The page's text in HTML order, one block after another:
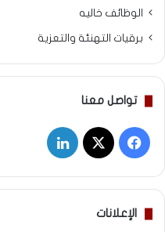
الوظائف خاليه
برقيات التهنئة والتعزية
تواصل معنا
فيسبوك
‫X لينكدإن
الإعلانات